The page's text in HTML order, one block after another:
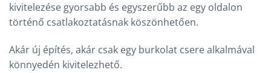
kivitelezése gyorsabb és egyszerűbb az egy oldalon
történő csatlakoztatásnak köszönhetően.
Akár új építés, akár csak egy burkolat csere alkalmával
könnyedén kivitelezhető.